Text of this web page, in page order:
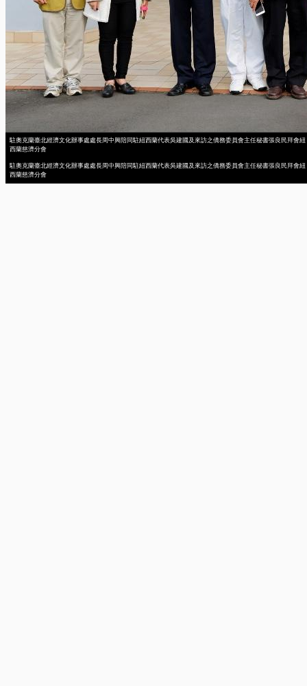
駐奧克蘭臺北經濟文化辦事處處長周中興陪同駐紐西蘭代表吳建國及來訪之僑務委員會主任秘書張良民拜會紐
西蘭慈濟分會
駐奧克蘭臺北經濟文化辦事處處長周中興陪同駐紐西蘭代表吳建國及來訪之僑務委員會主任秘書張良民拜會紐
西蘭慈濟分會